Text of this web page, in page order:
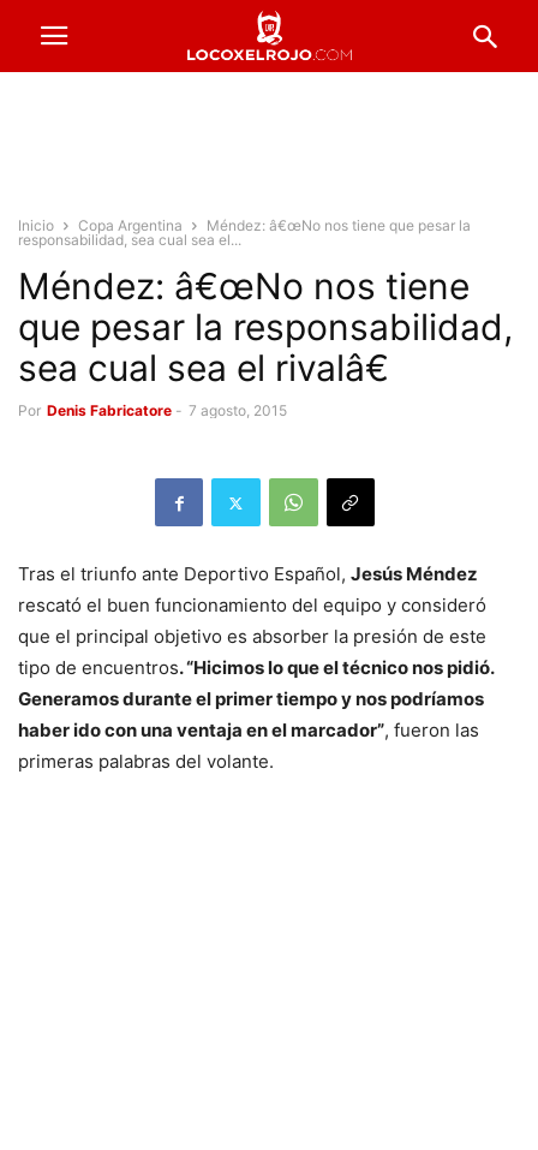
Inicio Copa Argentina
Méndez: â€œNo nos tiene que pesar la
responsabilidad, sea cual sea el...
Méndez: â€œNo nos tiene
que pesar la responsabilidad,
sea cual sea el rivalâ€
Por Denis Fabricatore - 7 agosto, 2015
Tras el triunfo ante Deportivo Español, Jesús Méndez
rescató el buen funcionamiento del equipo y consideró
que el principal objetivo es absorber la presión de este
tipo de encuentros. “Hicimos lo que el técnico nos pidió.
Generamos durante el primer tiempo y nos podríamos
haber ido con una ventaja en el marcador”, fueron las
primeras palabras del volante.